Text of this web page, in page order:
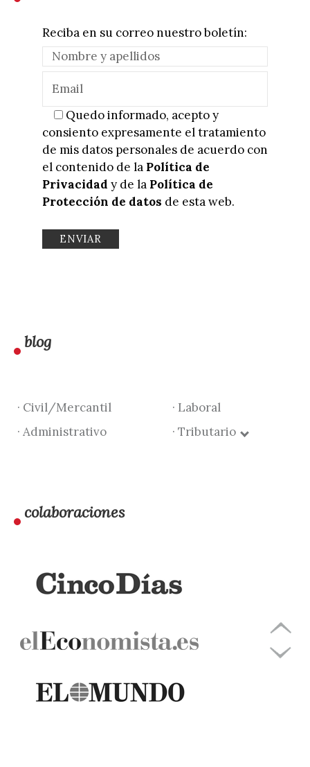
Reciba en su correo nuestro boletín:
Quedo informado, acepto y
consiento expresamente el tratamiento
de mis datos personales de acuerdo con
el contenido de la Política de
Privacidad y de la Política de
Protección de datos de esta web.
blog
· Civil/Mercantil
· Laboral
· Administrativo
· Tributario
colaboraciones